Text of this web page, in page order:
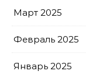
Март 2025
Февраль 2025
Январь 2025